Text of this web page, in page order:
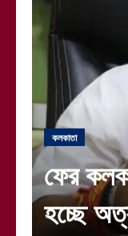
কলকাতা
বিদেশে
দ্রুত